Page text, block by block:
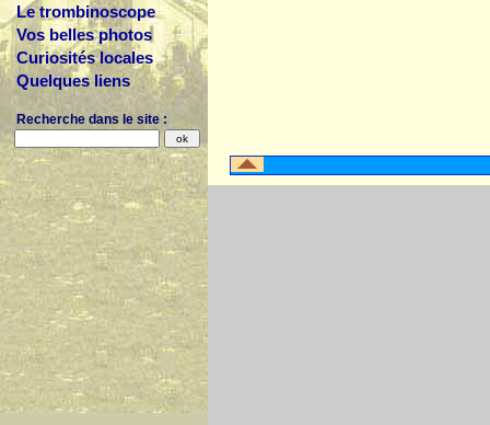
Le trombinoscope
Vos belles photos
Curiosités locales
Quelques liens
Recherche dans le site :